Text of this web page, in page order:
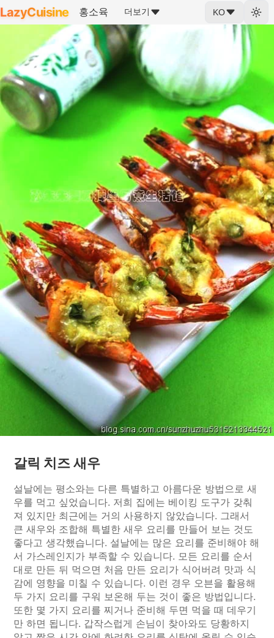
LazyCuisine 홍소육 더보기 KO
갈릭 치즈 새우
설날에는 평소와는 다른 특별하고 아름다운 방법으로 새
우를 먹고 싶었습니다. 저희 집에는 베이킹 도구가 갖춰
져 있지만 최근에는 거의 사용하지 않았습니다. 그래서
큰 새우와 조합해 특별한 새우 요리를 만들어 보는 것도
좋다고 생각했습니다. 설날에는 많은 요리를 준비해야 해
서 가스레인지가 부족할 수 있습니다. 모든 요리를 순서
대로 만든 뒤 먹으면 처음 만든 요리가 식어버려 맛과 식
감에 영향을 미칠 수 있습니다. 이런 경우 오븐을 활용해
두 가지 요리를 구워 보온해 두는 것이 좋은 방법입니다.
또한 몇 가지 요리를 찌거나 준비해 두면 먹을 때 데우기
만 하면 됩니다. 갑작스럽게 손님이 찾아와도 당황하지